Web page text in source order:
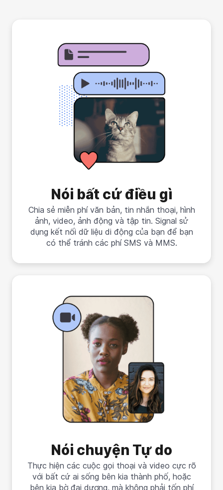
Nói bất cứ điều gì
Chia sẻ miễn phí văn bản, tin nhắn thoại, hình
ảnh, video, ảnh động và tập tin. Signal sử
dụng kết nối dữ liệu di động của bạn để bạn
có thể tránh các phí SMS và MMS.
Nói chuyện Tự do
Thực hiện các cuộc gọi thoại và video cực rõ
với bất cứ ai sống bên kia thành phố, hoặc
bên kia bờ đại dương, mà không phải tốn phí